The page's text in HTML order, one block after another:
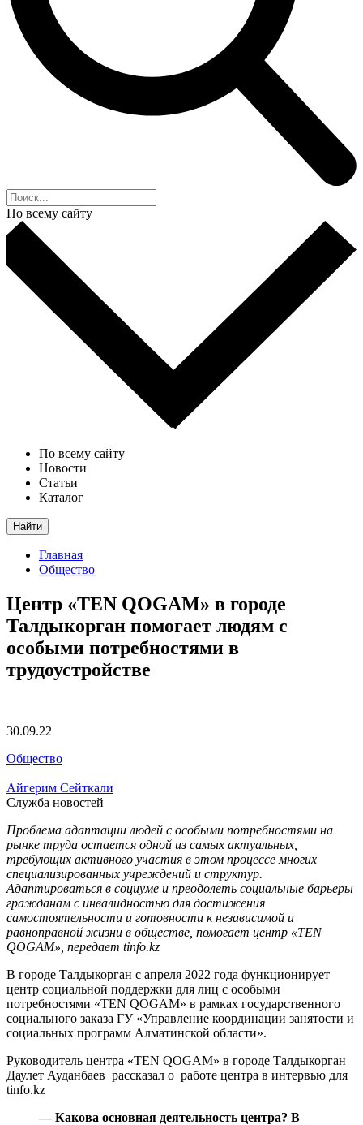
По всему сайту
По всему сайту
Новости
Статьи
Каталог
Найти
Главная
Общество
Центр «TEN QOGAM» в городе
Талдыкорган помогает людям с
особыми потребностями в
трудоустройстве
30.09.22
Общество
Айгерим Сейткали
Служба новостей
Проблема адаптации людей с особыми потребностями на
рынке труда остается одной из самых актуальных,
требующих активного участия в этом процессе многих
специализированных учреждений и структур.
Адаптироваться в социуме и преодолеть социальные барьеры
гражданам с инвалидностью для достижения
самостоятельности и готовности к независимой и
равноправной жизни в обществе, помогает центр «TEN
QOGAM», передает tinfo.kz
В городе Талдыкорган с апреля 2022 года функционирует
центр социальной поддержки для лиц с особыми
потребностями «TEN QOGAM» в рамках государственного
социального заказа ГУ «Управление координации занятости и
социальных программ Алматинской области».
Руководитель центра «TEN QOGAM» в городе Талдыкорган
Даулет Ауданбаев рассказал о работе центра в интервью для
tinfo.kz
— Какова основная деятельность центра? В